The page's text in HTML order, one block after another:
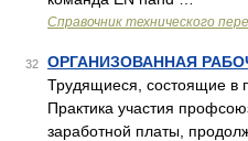
Справочник технического
32 ОРГАНИЗОВАННАЯ
Трудящиеся, состоящие в
Практика участия
заработной платы,